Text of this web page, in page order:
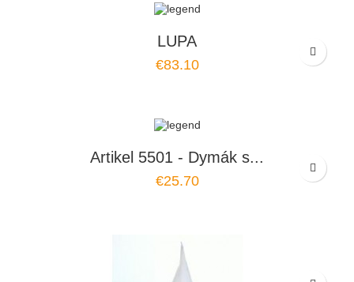
LUPA
€83.10
Artikel 5501 - Dymák s...
€25.70